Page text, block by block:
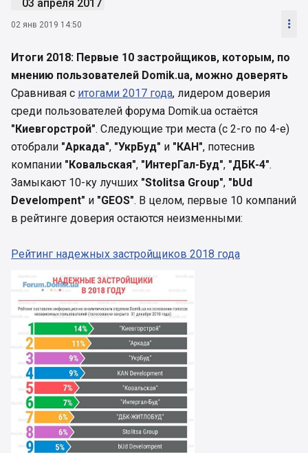
03 апреля 2017
02 янв 2019 14:50 
Итоги 2018: Первые 10 застройщиков, которым, по
мнению пользователей Domik.ua, можно доверять
Сравнивая с итогами 2017 года, лидером доверия
среди пользователей форума Domik.ua остаётся
"Киевгорстрой". Следующие три места (с 2-го по 4-е)
отобрали "Аркада", "УкрБуд" и "КАН", потеснив
компании "Ковальская", "ИнтерГал-Буд", "ДБК-4".
Замыкают 10-ку лучших "Stolitsa Group", "bUd
Develompent" и "GEOS". В целом, первые 10 компаний
в рейтинге доверия остаются неизменными:
Рейтинг надежных застройщиков 2018 года